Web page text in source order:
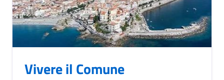
Vivere il Comune